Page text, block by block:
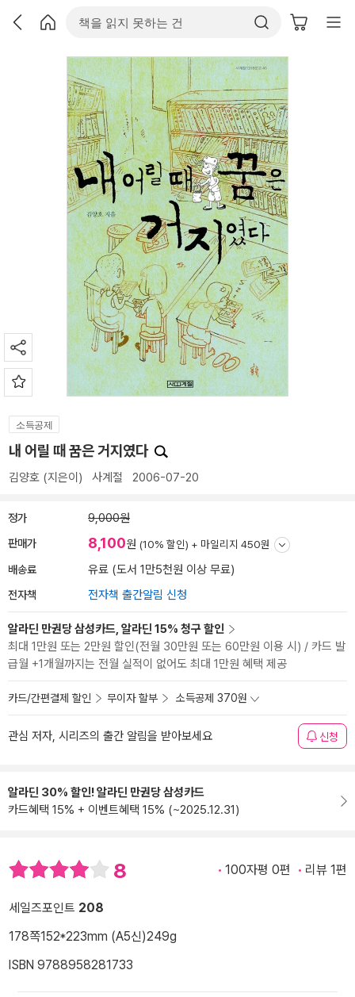
소득공제
내 어릴 때 꿈은 거지였다
김양호 (지은이) 사계절 2006-07-20
정가 9,000원
판매가 8,100원 (10% 할인) + 마일리지 450원
배송료 유료 (도서 1만5천원 이상 무료)
전자책 전자책 출간알림 신청
알라딘 만권당 삼성카드, 알라딘 15% 청구 할인
최대 1만원 또는 2만원 할인(전월 30만원 또는 60만원 이용 시) / 카드 발
급월 +1개월까지는 전월 실적이 없어도 최대 1만원 혜택 제공
카드/간편결제 할인 무이자 할부 소득공제 370원
관심 저자, 시리즈의 출간 알림을 받아보세요 신청
알라딘 30% 할인! 알라딘 만권당 삼성카드
카드혜택 15% + 이벤트혜택 15% (~2025.12.31)
8 100자평 0편 리뷰 1편
세일즈포인트 208
178쪽152*223mm (A5신)249g
ISBN 9788958281733